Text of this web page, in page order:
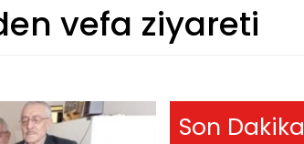
vefa ziyareti
Son Dakika